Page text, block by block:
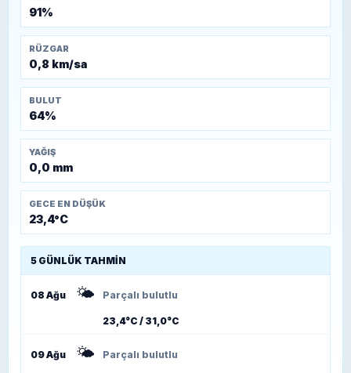
91%
RÜZGAR
0,8 km/sa
BULUT
64%
YAĞIŞ
0,0 mm
GECE EN DÜŞÜK
23,4°C
5 GÜNLÜK TAHMIN
08 Ağu 🌤️ Parçalı bulutlu
23,4°C / 31,0°C
09 Ağu 🌤️ Parçalı bulutlu